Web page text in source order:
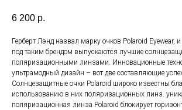
6 200 р.
Герберт Лэнд назвал марку очков Polaroid Eyewear,
под таким брендом выпускаются лучшие
поляризационными линзами. Инновационные
ультрамодный дизайн – вот две составляющие
Солнцезащитные очки Polaroid широко известны
использованию в них поляризационных линз.
поляризационная линза Polaroid блокирует